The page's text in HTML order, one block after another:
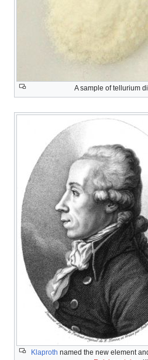
A sample of tellurium
Klaproth named the new element